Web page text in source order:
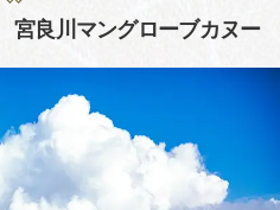
宮良川マングローブカヌー